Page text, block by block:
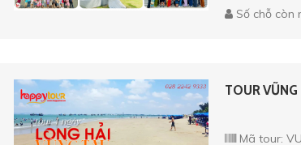
Số chỗ còn
TOUR VŨNG
Mã tour: